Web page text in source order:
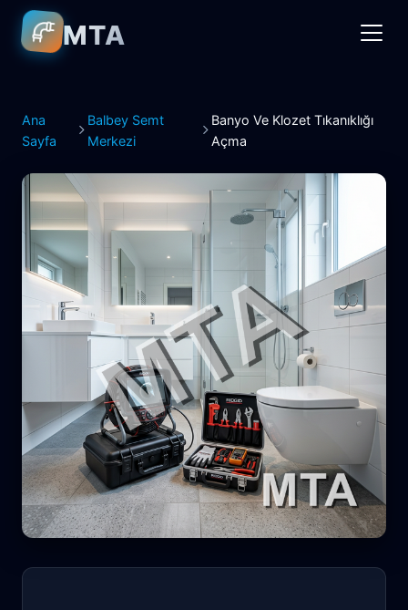
MTA
Ana
Sayfa
Balbey Semt
Merkezi
Banyo Ve Klozet Tıkanıklığı
Açma